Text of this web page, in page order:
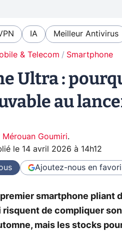
IA Meilleur Antivirus
& Telecom Smartphone
Ultra :
au
Mérouan Goumiri.
le 14 avril 2026 à 14h12
Ajoutez-nous en favori
premier smartphone pliant
risquent de compliquer
mais les stocks